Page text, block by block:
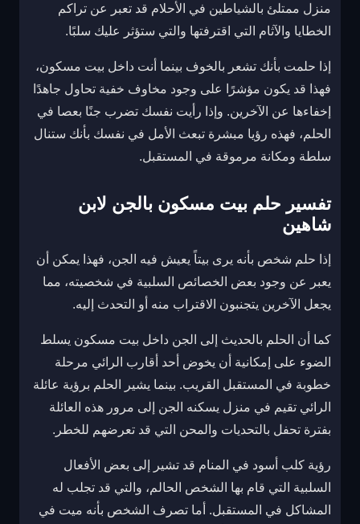
منزل ممتلئ بالشياطين في الأحلام قد تعبر عن تراكم
الخطايا والآثام التي اقترفتها والتي ستؤثر عليك سلبًا.
إذا حلمت بأنك تشعر بالخوف بينما أنت داخل بيت مسكون،
فهذا قد يكون مؤشرًا على وجود مخاوف خفية تحاول جاهدًا
إخفاءها عن الآخرين. وإذا رأيت نفسك تضرب جنًا بعصا في
الحلم، فهذه رؤيا مبشرة تبعث الأمل في نفسك بأنك ستنال
سلطة ومكانة مرموقة في المستقبل.
تفسير حلم بيت مسكون بالجن لابن
شاهين
إذا حلم شخص بأنه يرى بيتاً يعيش فيه الجن، فهذا يمكن أن
يعبر عن وجود بعض الخصائص السلبية في شخصيته، مما
يجعل الآخرين يتجنبون الاقتراب منه أو التحدث إليه.
كما أن الحلم بالحديث إلى الجن داخل بيت مسكون يسلط
الضوء على إمكانية أن يخوض أحد أقارب الرائي مرحلة
خطوبة في المستقبل القريب. بينما يشير الحلم برؤية عائلة
الرائي تقيم في منزل يسكنه الجن إلى مرور هذه العائلة
بفترة تحفل بالتحديات والمحن التي قد تعرضهم للخطر.
رؤية كلب أسود في المنام قد تشير إلى بعض الأفعال
السلبية التي قام بها الشخص الحالم، والتي قد تجلب له
المشاكل في المستقبل. أما تصرف الشخص بأنه ميت في